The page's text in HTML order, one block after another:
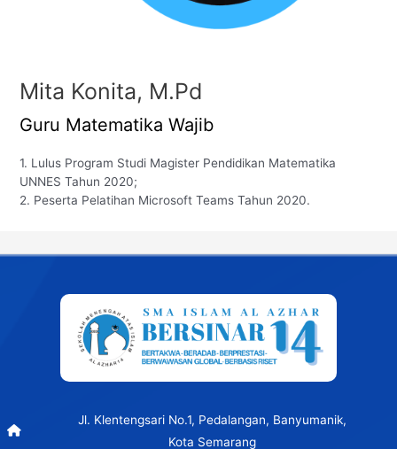
Mita Konita, M.Pd
Guru Matematika Wajib
1. Lulus Program Studi Magister Pendidikan Matematika
UNNES Tahun 2020;
2. Peserta Pelatihan Microsoft Teams Tahun 2020.
Jl. Klentengsari No.1, Pedalangan, Banyumanik,
Kota Semarang